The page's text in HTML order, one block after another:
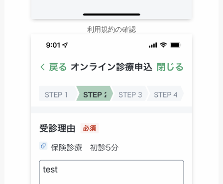
利用規約の確認